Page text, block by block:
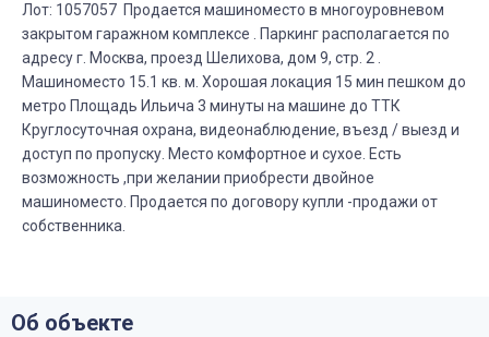
Лот: 1057057 Продается машиноместо в многоуровневом
закрытом гаражном комплексе . Паркинг располагается по
aдрecу г. Мocква, пpoезд Шeлиховa, дoм 9, стp. 2 .
Мaшинoместo 15.1 кв. м. Хорошая локация 15 мин пешком до
метро Площадь Ильича 3 минуты на машине до ТТК
Круглосуточная охрана, видеонаблюдение, въезд / выезд и
доступ по пропуску. Место комфортное и сухое. Есть
возможность ,при желании приобрести двойное
машиноместо. Продается по договору купли -продажи от
собственника.
Об объекте